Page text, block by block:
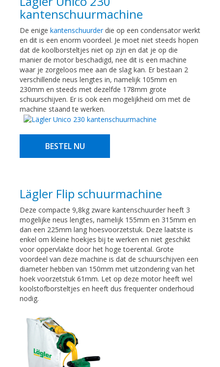
kantenschuurmachine
De enige kantenschuurderdie op een condensator werkt
en dit is een enorm voordeel. Je moet niet steeds hopen
dat de koolborsteltjes niet op zijn en dat je op die
manier de motor beschadigd, nee dit is een machine
waar je zorgeloos mee aan de slag kan. Er bestaan 2
verschillende neus lengtes in, namelijk 105mm en
230mm en steeds met dezelfde 178mm grote
schuurschijven. Er is ook een mogelijkheid om met de
machine staand te werken.
BESTEL NU
Lägler Flip schuurmachine
Deze compacte 9,8kg zware kantenschuurder heeft 3
mogelijke neus lengtes, namelijk 155mm en 315mm en
dan een 225mm lang hoesvoorzetstuk. Deze laatste is
enkel om kleine hoekjes bij te werken en niet geschikt
voor oppervlakte door het hoge toerental. Grote
voordeel van deze machine is dat de schuurschijven een
diameter hebben van 150mm met uitzondering van het
hoek voorzetstuk 61mm. Let op deze motor heeft wel
koolstofborsteltjes en heeft dus frequenter onderhoud
nodig.